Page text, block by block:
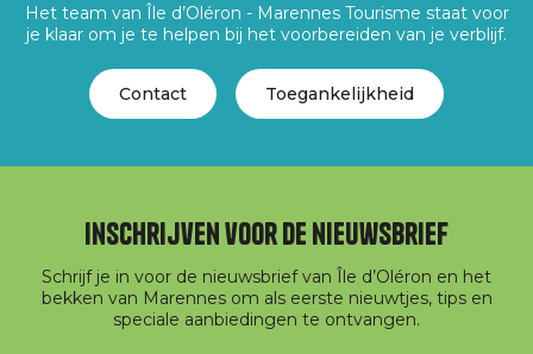
Het team van Île d’Oléron - Marennes Tourisme staat voor
je klaar om je te helpen bij het voorbereiden van je verblijf.
Contact Toegankelijkheid
Inschrijven voor de nieuwsbrief
Schrijf je in voor de nieuwsbrief van Île d’Oléron en het
bekken van Marennes om als eerste nieuwtjes, tips en
speciale aanbiedingen te ontvangen.